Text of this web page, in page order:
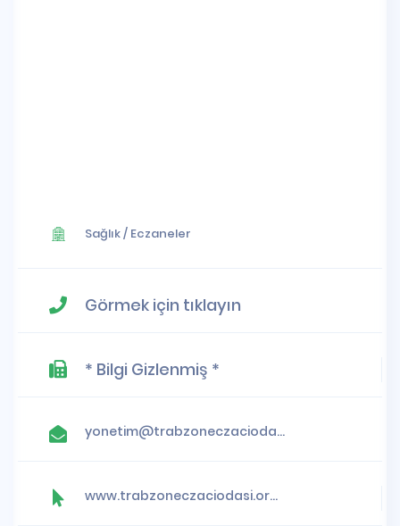
Sağlık/ Eczaneler
Görmek için tıklayın
* Bilgi Gizlenmiş *
yonetim@trabzoneczaciodasi.org.tr
www.trabzoneczaciodasi.org.tr